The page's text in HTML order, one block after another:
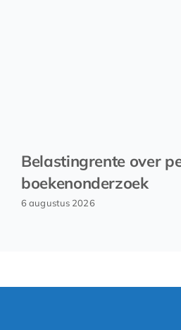
Belastingrente over
boekenonderzoek
6 augustus 2026